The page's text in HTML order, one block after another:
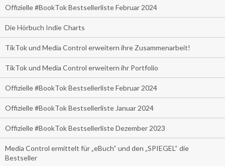
Offizielle #BookTok Bestsellerliste Februar 2024
Die Hörbuch Indie Charts
TikTok und Media Control erweitern ihre Zusammenarbeit!
TikTok und Media Control erweitern ihr Portfolio
Offizielle #BookTok Bestsellerliste Februar 2024
Offizielle #BookTok Bestsellerliste Januar 2024
Offizielle #BookTok Bestsellerliste Dezember 2023
Media Control ermittelt für „eBuch“ und den „SPIEGEL“ die
Bestseller